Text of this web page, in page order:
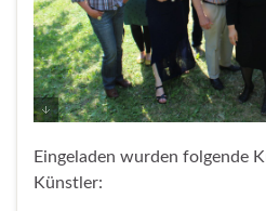
Eingeladen wurden folgende
Künstler: